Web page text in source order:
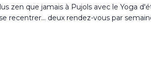
zen que jamais à Pujols avec le Yoga
recentrer... deux rendez-vous par